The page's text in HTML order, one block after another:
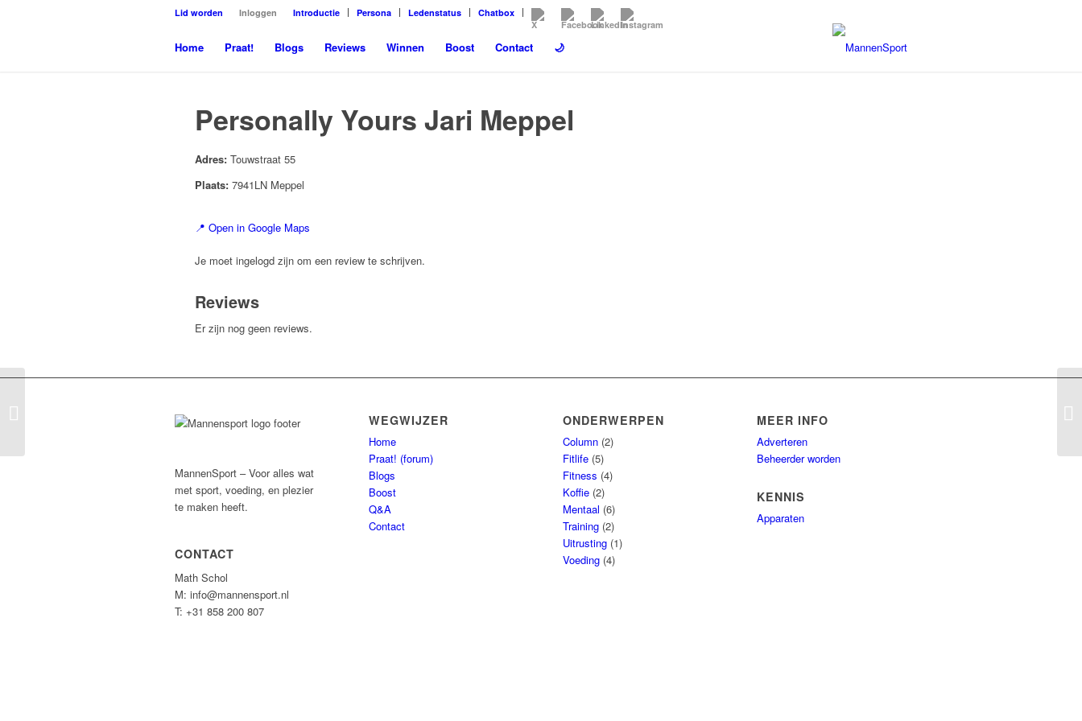
Lid worden Inloggen Introductie Persona Ledenstatus Chatbox
Home Praat! Blogs Reviews Winnen Boost Contact 🌙
Personally Yours Jari Meppel
Adres: Touwstraat 55
Plaats: 7941LN Meppel
📍 Open in Google Maps
Je moet ingelogd zijn om een review te schrijven.
Reviews
Er zijn nog geen reviews.
MannenSport – Voor alles wat
met sport, voeding, en plezier
te maken heeft.
CONTACT
Math Schol
M: info@mannensport.nl
T: +31 858 200 807
WEGWIJZER
Home
Praat! (forum)
Blogs
Boost
Q&A
Contact
ONDERWERPEN
Column (2)
Fitlife (5)
Fitness (4)
Koffie (2)
Mentaal (6)
Training (2)
Uitrusting (1)
Voeding (4)
MEER INFO
Adverteren
Beheerder worden
KENNIS
Apparaten